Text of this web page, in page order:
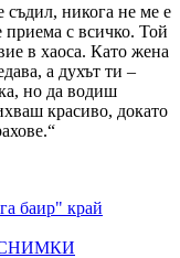
съдил, никога не ме е
приема с всичко. Той
в хаоса. Като жена
а духът ти –
но да водиш
красиво, докато
баир" край
СНИМКИ